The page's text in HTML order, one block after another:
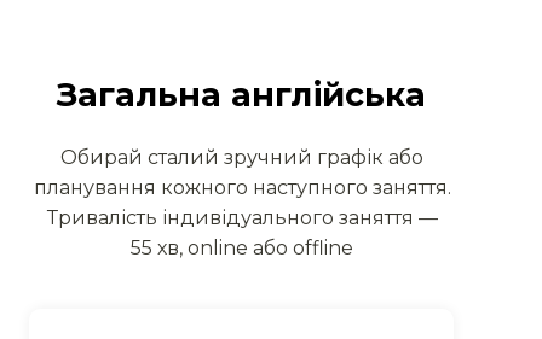
Обирай сталий зручний графік або
планування кожного наступного заняття.
Тривалість індивідуального заняття —
55 хв, оnline aбо offline
Загальна англійська